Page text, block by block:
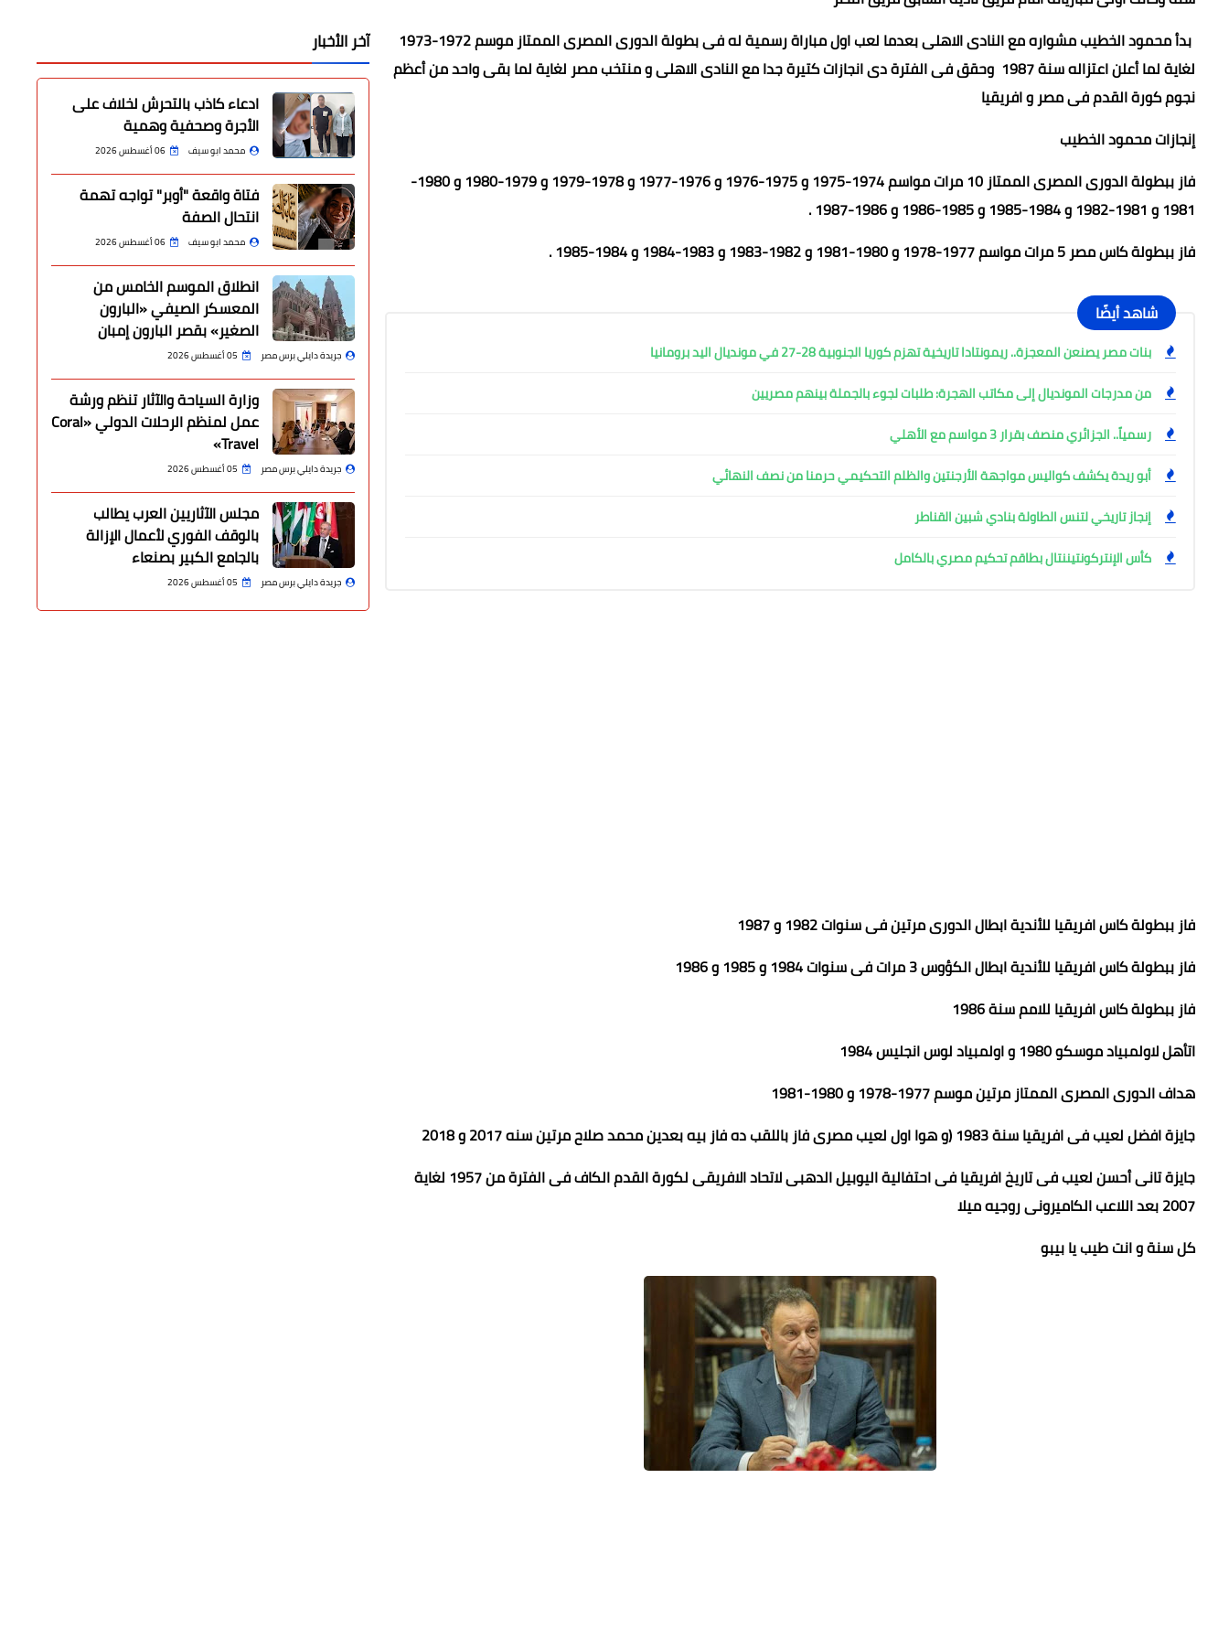
بدأ محمود الخطيب مشواره مع النادى الاهلى بعدما لعب اول مباراة رسمية له فى بطولة الدورى المصرى الممتاز موسم 1972-1973
لغاية لما أعلن اعتزاله سنة 1987 وحقق فى الفترة دى انجازات كتيرة جدا مع النادى الاهلى و منتخب مصر لغاية لما بقى واحد من أعظم
نجوم كورة القدم فى مصر و افريقيا
إنجازات محمود الخطيب
فاز ببطولة الدورى المصرى الممتاز 10 مرات مواسم 1974-1975 و 1975-1976 و 1976-1977 و 1978-1979 و 1979-1980 و 1980-
1981 و 1981-1982 و 1984-1985 و 1985-1986 و 1986-1987 .
فاز ببطولة كاس مصر 5 مرات مواسم 1977-1978 و 1980-1981 و 1982-1983 و 1983-1984 و 1984-1985 .
شاهد أيضًا
بنات مصر يصنعن المعجزة.. ريمونتادا تاريخية تهزم كوريا الجنوبية 28-27 في مونديال اليد برومانيا
من مدرجات المونديال إلى مكاتب الهجرة: طلبات لجوء بالجملة بينهم مصريين
رسمياً.. الجزائري منصف بقرار 3 مواسم مع الأهلي
أبو ريدة يكشف كواليس مواجهة الأرجنتين والظلم التحكيمي حرمنا من نصف النهائي
إنجاز تاريخي لتنس الطاولة بنادي شبين القناطر
كأس الإنتركونتيننتال بطاقم تحكيم مصري بالكامل
فاز ببطولة كاس افريقيا للأندية ابطال الدورى مرتين فى سنوات 1982 و 1987
فاز ببطولة كاس افريقيا للأندية ابطال الكؤوس 3 مرات فى سنوات 1984 و 1985 و 1986
فاز ببطولة كاس افريقيا للامم سنة 1986
اتأهل لاولمبياد موسكو 1980 و اولمبياد لوس انجليس 1984
هداف الدورى المصرى الممتاز مرتين موسم 1977-1978 و 1980-1981
جايزة افضل لعيب فى افريقيا سنة 1983 (و هوا اول لعيب مصرى فاز باللقب ده فاز بيه بعدين محمد صلاح مرتين سنه 2017 و 2018
جايزة تانى أحسن لعيب فى تاريخ افريقيا فى احتفالية اليوبيل الدهبى لاتحاد الافريقى لكورة القدم الكاف فى الفترة من 1957 لغاية
2007 بعد اللاعب الكاميرونى روجيه ميلا
كل سنة و انت طيب يا بيبو
آخر الأخبار
ادعاء كاذب بالتحرش لخلاف على
الأجرة وصحفية وهمية
محمد ابو سيف 06 أغسطس 2026
فتاة واقعة "أوبر" تواجه تهمة
انتحال الصفة
محمد ابو سيف 06 أغسطس 2026
انطلاق الموسم الخامس من
المعسكر الصيفي «البارون
الصغير» بقصر البارون إمبان
جريدة دايلي برس مصر 05 أغسطس 2026
وزارة السياحة والآثار تنظم ورشة
عمل لمنظم الرحلات الدولي «Coral
Travel»
جريدة دايلي برس مصر 05 أغسطس 2026
مجلس الآثاريين العرب يطالب
بالوقف الفوري لأعمال الإزالة
بالجامع الكبير بصنعاء
جريدة دايلي برس مصر 05 أغسطس 2026